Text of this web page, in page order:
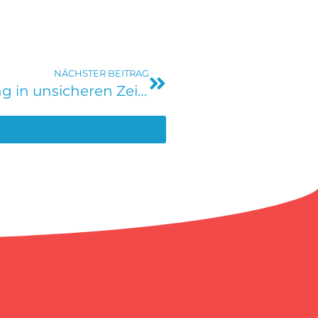
NÄCHSTER BEITRAG
Zukunftskonferenz – Orientierung in unsicheren Zeiten